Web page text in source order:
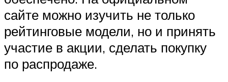
сайте можно изучить не только
рейтинговые модели, но и принять
участие в акции, сделать покупку
по распродаже.